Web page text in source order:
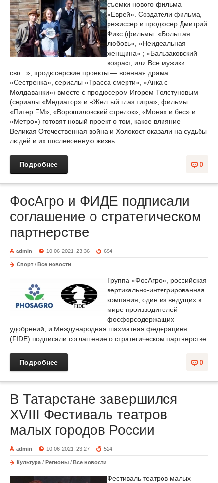
съемки нового фильма
«Еврей». Создатели фильма,
режиссер и продюсер Дмитрий
Фикс (фильмы: «Большая
любовь», «Неидеальная
женщина» ; «Бальзаковский
возраст, или Все мужики
сво...»; продюсерские проекты — военная драма
«Сестренка», сериалы «Трасса смерти», «Анка с
Молдаванки») вместе с продюсером Игорем Толстуновым
(сериалы «Медиатор» и «Желтый глаз тигра», фильмы
«Питер FM», «Ворошиловский стрелок», «Монах и бес» и
«Метро») готовят новый проект о том, какое влияние
Великая Отечественная война и Холокост оказали на судьбы
людей и их послевоенную жизнь.
0
Подробнее
ФосАгро и ФИДЕ подписали
соглашение о стратегическом
партнерстве
admin 10-06-2021, 23:36 694
Спорт / Все новости
Группа «ФосАгро», российская
вертикально-интегрированная
компания, один из ведущих в
мире производителей
фосфорсодержащих
удобрений, и Международная шахматная федерациея
(FIDE) подписали соглашение о стратегическом партнерстве.
0
Подробнее
В Татарстане завершился
XVIII Фестиваль театров
малых городов России
admin 10-06-2021, 23:27 524
Культура / Регионы / Все новости
Фестиваль театров малых